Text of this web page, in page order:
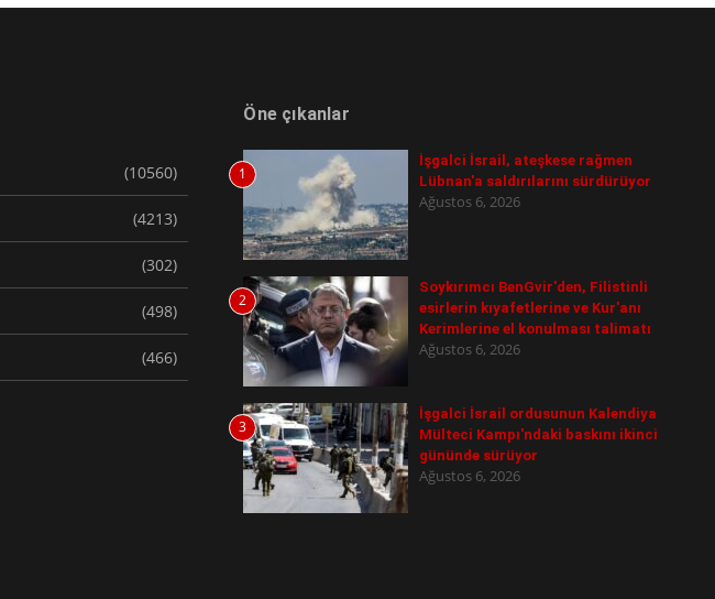
(10560)
(4213)
(302)
(498)
(466)
Öne çıkanlar
1
İşgalci İsrail, ateşkese rağmen
Lübnan'a saldırılarını sürdürüyor
Ağustos 6, 2026
2
Soykırımcı BenGvir'den, Filistinli
esirlerin kıyafetlerine ve Kur'anı
Kerimlerine el konulması talimatı
Ağustos 6, 2026
3
İşgalci İsrail ordusunun Kalendiya
Mülteci Kampı'ndaki baskını ikinci
gününde sürüyor
Ağustos 6, 2026